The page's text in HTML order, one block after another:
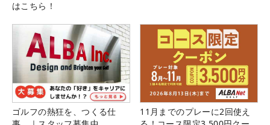
はこちら！
ゴルフの熱狂を、つくる仕
11月までのプレーに2回使え